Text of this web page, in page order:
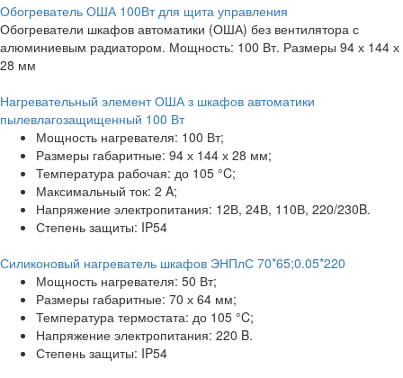
Обогреватель ОША 100Вт для щита управления
Обогреватели шкафов автоматики (ОША) без вентилятора с
алюминиевым радиатором. Мощность: 100 Вт. Размеры 94 х 144 х
28 мм
Нагревательный элемент ОША з шкафов автоматики
пылевлагозащищенный 100 Вт
Мощность нагревателя: 100 Вт;
Размеры габаритные: 94 х 144 х 28 мм;
Температура рабочая: до 105 °C;
Максимальный ток: 2 A;
Напряжение электропитания: 12В, 24В, 110В, 220/230B.
Степень защиты: IP54
Силиконовый нагреватель шкафов ЭНПлС 70*65;0.05*220
Мощность нагревателя: 50 Вт;
Размеры габаритные: 70 х 64 мм;
Температура термостата: до 105 °C;
Напряжение электропитания: 220 B.
Степень защиты: IP54